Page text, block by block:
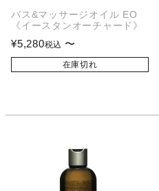
バス&マッサージオイル EO
《イースタンオーチャード》
¥5,280税込 〜
在庫切れ